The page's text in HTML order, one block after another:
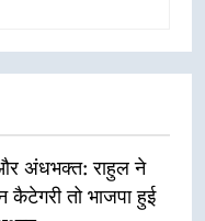
अंधभक्त: राहुल ने
कैटेगरी तो भाजपा हुई